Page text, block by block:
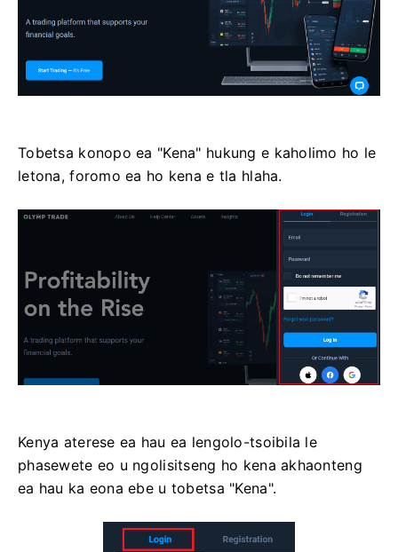
Tobetsa konopo ea "Kena" hukung e kaholimo ho le
letona, foromo ea ho kena e tla hlaha.
Kenya aterese ea hau ea lengolo-tsoibila le
phasewete eo u ngolisitseng ho kena akhaonteng
ea hau ka eona ebe u tobetsa "Kena".